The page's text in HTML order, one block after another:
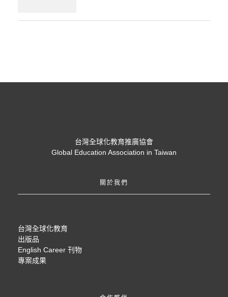
台灣全球化教育推廣協會
Global Education Association in Taiwan
關於我們
台灣全球化教育
出版品
English Career 刊物
專案成果